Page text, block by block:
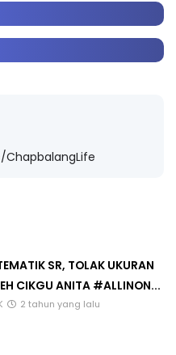
SR, TOLAK UKURAN
CIKGU ANITA #ALLINON...
2 tahun yang lalu